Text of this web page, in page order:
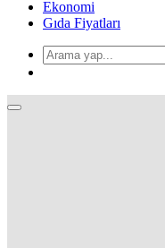
Ekonomi
Gıda Fiyatları